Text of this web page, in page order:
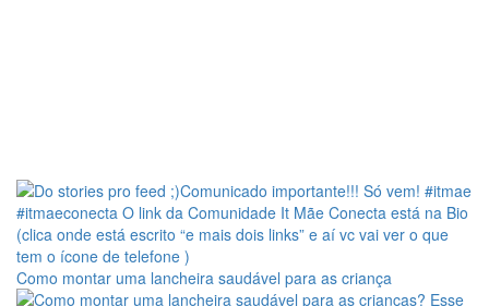
Como montar uma lancheira saudável para as criança